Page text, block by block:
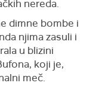
nereda.
dimne bombe i
njima zasuli i
u blizini
koji je,
meč.